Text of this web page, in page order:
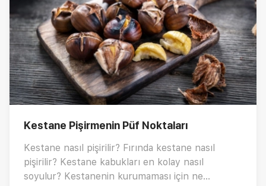
Kestane Pişirmenin Püf Noktaları
Kestane nasıl pişirilir? Fırında kestane nasıl
pişirilir? Kestane kabukları en kolay nasıl
soyulur? Kestanenin kurumaması için ne